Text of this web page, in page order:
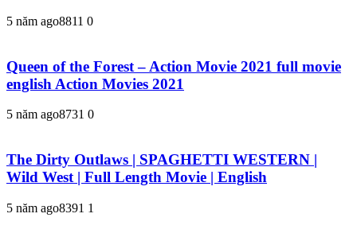
5 năm ago8811 0
Queen of the Forest – Action Movie 2021 full movie
english Action Movies 2021
5 năm ago8731 0
The Dirty Outlaws | SPAGHETTI WESTERN |
Wild West | Full Length Movie | English
5 năm ago8391 1